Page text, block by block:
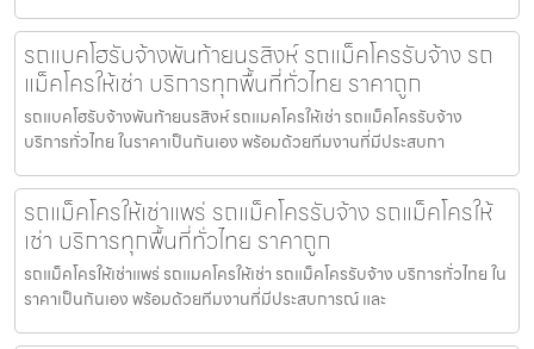
รถแบคโฮรับจ้างพันท้ายนรสิงห์ รถแม็คโครรับจ้าง รถ
แม็คโครให้เช่า บริการทุกพื้นที่ทั่วไทย ราคาถูก
รถแบคโฮรับจ้างพันท้ายนรสิงห์ รถแมคโครให้เช่า รถแม็คโครรับจ้าง
บริการทั่วไทย ในราคาเป็นกันเอง พร้อมด้วยทีมงานที่มีประสบกา
รถแม็คโครให้เช่าแพร่ รถแม็คโครรับจ้าง รถแม็คโครให้
เช่า บริการทุกพื้นที่ทั่วไทย ราคาถูก
รถแม็คโครให้เช่าแพร่ รถแมคโครให้เช่า รถแม็คโครรับจ้าง บริการทั่วไทย ใน
ราคาเป็นกันเอง พร้อมด้วยทีมงานที่มีประสบการณ์ และ